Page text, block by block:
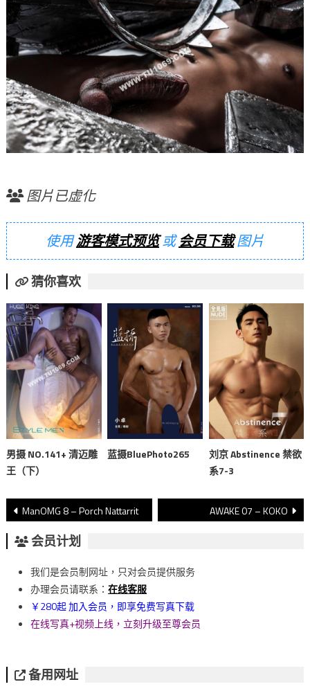
图片已虚化
使用游客模式预览或会员下载图片
猜你喜欢
男摄 NO.141+ 清迈雕
王（下）
蓝摄BluePhoto265
刘京 Abstinence 禁欲
系7-3
文
章
導
覽
ManOMG 8 – Porch Nattarrit AWAKE 07 – KOKO
会员计划
我们是会员制网址，只对会员提供服务
办理会员请联系： 在线客服
￥280起 加入会员，即享免费写真下载
在线写真+视频上线，立刻升级至尊会员
备用网址